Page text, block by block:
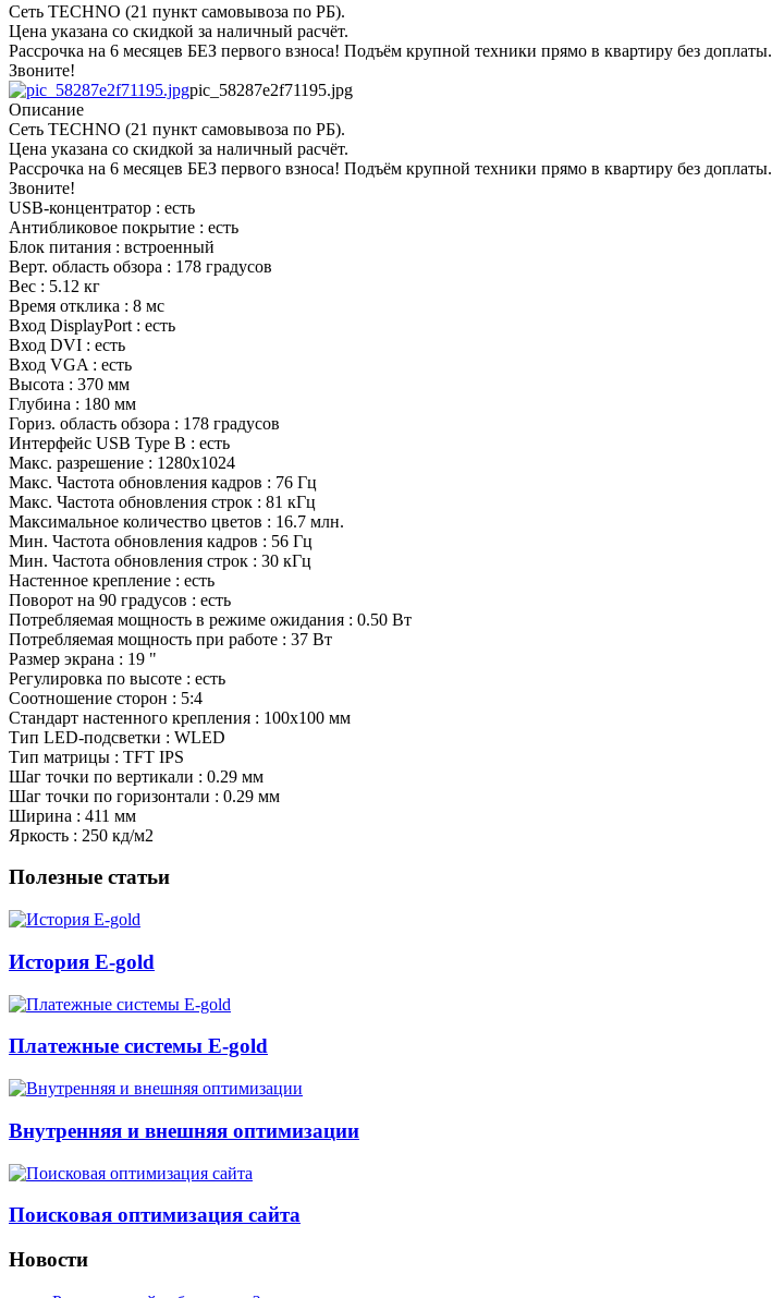
Сеть TECHNO (21 пункт самовывоза по РБ).
Цена указана со скидкой за наличный расчёт.
Рассрочка на 6 месяцев БЕЗ первого взноса! Подъём крупной техники прямо в квартиру без доплаты.
Звоните!
pic_58287e2f71195.jpg
Описание
Сеть TECHNO (21 пункт самовывоза по РБ).
Цена указана со скидкой за наличный расчёт.
Рассрочка на 6 месяцев БЕЗ первого взноса! Подъём крупной техники прямо в квартиру без доплаты.
Звоните!
USB-концентратор : есть
Антибликовое покрытие : есть
Блок питания : встроенный
Верт. область обзора : 178 градусов
Вес : 5.12 кг
Время отклика : 8 мс
Вход DisplayPort : есть
Вход DVI : есть
Вход VGA : есть
Высота : 370 мм
Глубина : 180 мм
Гориз. область обзора : 178 градусов
Интерфейс USB Type B : есть
Макс. разрешение : 1280x1024
Макс. Частота обновления кадров : 76 Гц
Макс. Частота обновления строк : 81 кГц
Максимальное количество цветов : 16.7 млн.
Мин. Частота обновления кадров : 56 Гц
Мин. Частота обновления строк : 30 кГц
Настенное крепление : есть
Поворот на 90 градусов : есть
Потребляемая мощность в режиме ожидания : 0.50 Вт
Потребляемая мощность при работе : 37 Вт
Размер экрана : 19 "
Регулировка по высоте : есть
Соотношение сторон : 5:4
Стандарт настенного крепления : 100x100 мм
Тип LED-подсветки : WLED
Тип матрицы : TFT IPS
Шаг точки по вертикали : 0.29 мм
Шаг точки по горизонтали : 0.29 мм
Ширина : 411 мм
Яркость : 250 кд/м2
Полезные статьи
История E-gold
Платежные системы E-gold
Внутренняя и внешняя оптимизации
Поисковая оптимизация сайта
Новости